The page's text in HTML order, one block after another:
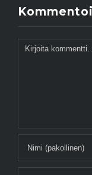
Kommentoi
Kommentti